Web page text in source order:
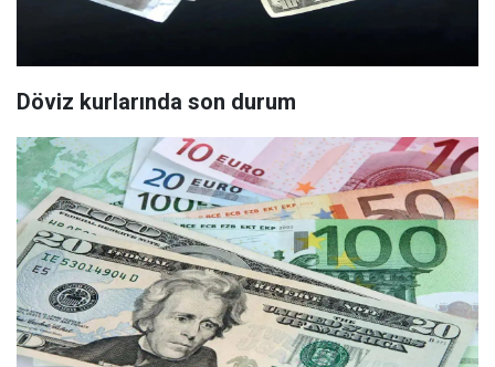
Döviz kurlarında son durum